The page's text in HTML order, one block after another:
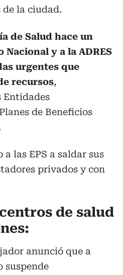
la ciudad.
de Salud hace un
y a la ADRES
urgentes que
recursos,
Entidades
de Beneficios
las EPS a saldar sus
privados y con
de salud
anunció que a
suspende